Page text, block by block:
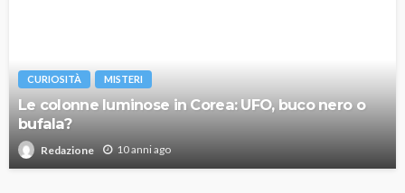
CURIOSITÀ MISTERI
Le colonne luminose in Corea: UFO, buco nero o
bufala?
Redazione 10 anni ago